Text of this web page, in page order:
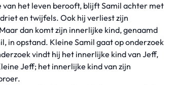
van het leven berooft, blijft Samil achter met
en twijfels. Ook hij verliest zijn
dan komt zijn innerlijke kind, genaamd
in opstand. Kleine Samil gaat op onderzoek
vindt hij het innerlijke kind van Jeff,
Jeff; het innerlijke kind van zijn